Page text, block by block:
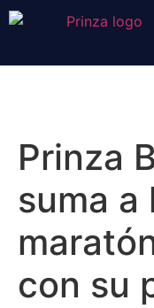
Prinza
suma a
con su